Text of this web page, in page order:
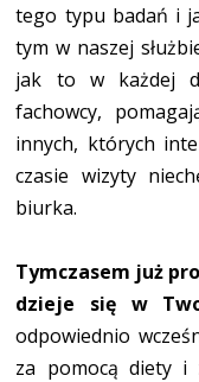
tego typu badań i
tym w naszej
jak to w każdej
fachowcy,
innych, których
czasie wizyty
biurka.
Tymczasem już
dzieje się w
odpowiednio
za pomocą diety i